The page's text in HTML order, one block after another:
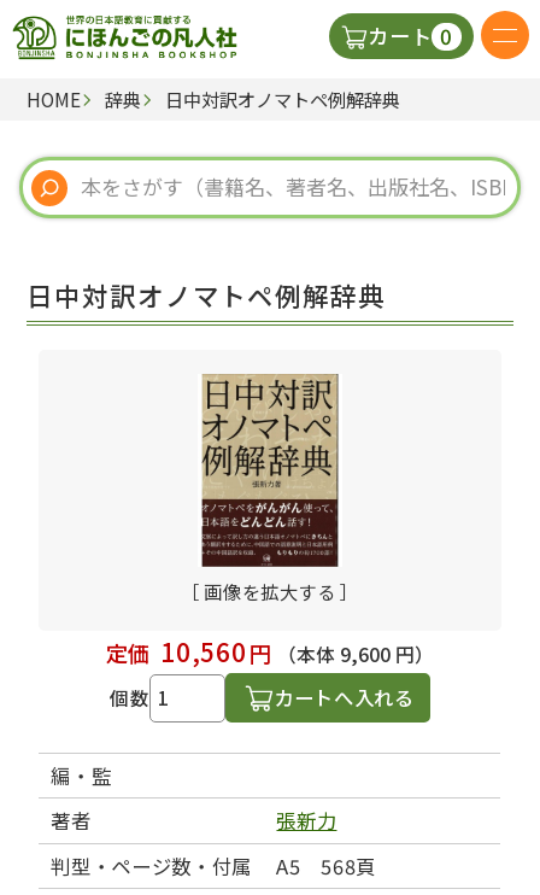
カート 0
日本語の教科書
視聴覚・補助教材
教師用参考書
HOME 辞典 日中対訳オノマトペ例解辞典
日中対訳オノマトペ例解辞典
［ 画像を拡大する ］
定価 10,560円
（本体 9,600 円）
個数
カートへ入れる
編・監
著者
張新力
判型・ページ数・付属
A5 568頁